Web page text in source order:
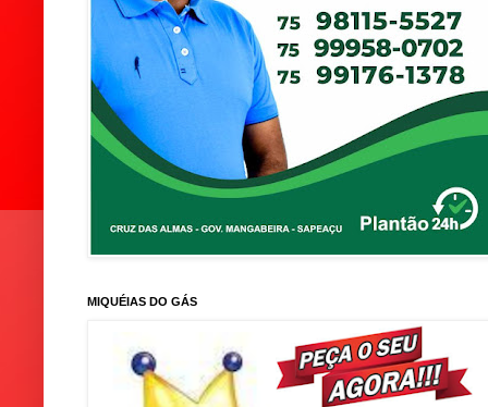
MIQUÉIAS DO GÁS